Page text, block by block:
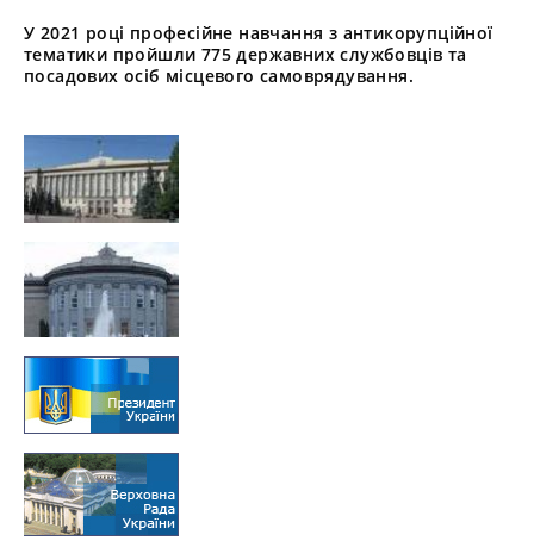
У 2021 році професійне навчання з антикорупційної
тематики пройшли 775 державних службовців та
посадових осіб місцевого самоврядування.